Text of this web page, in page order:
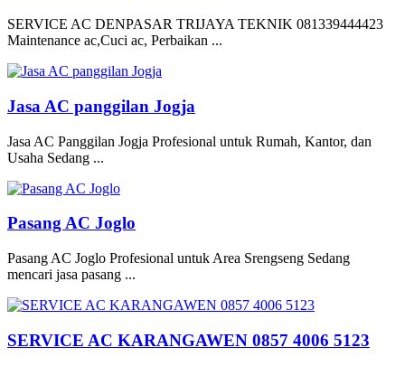
SERVICE AC DENPASAR TRIJAYA TEKNIK 081339444423
Maintenance ac,Cuci ac, Perbaikan ...
Jasa AC panggilan Jogja
Jasa AC Panggilan Jogja Profesional untuk Rumah, Kantor, dan
Usaha Sedang ...
Pasang AC Joglo
Pasang AC Joglo Profesional untuk Area Srengseng Sedang
mencari jasa pasang ...
SERVICE AC KARANGAWEN 0857 4006 5123